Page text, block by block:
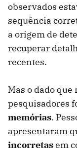
observados
sequência
a origem de
recuperar
recentes.
Mas o dado
pesquisadores
memórias.
apresentaram
incorretasem